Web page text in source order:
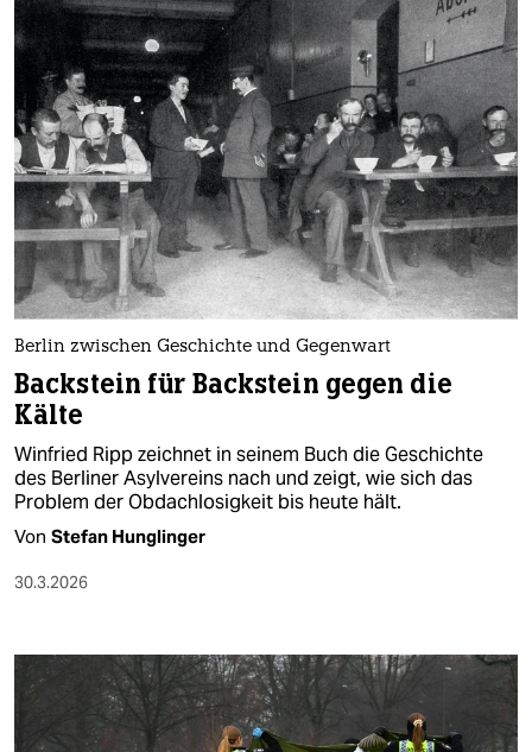
Berlin zwischen Geschichte und Gegenwart
Backstein für Backstein gegen die
Kälte
Winfried Ripp zeichnet in seinem Buch die Geschichte
des Berliner Asylvereins nach und zeigt, wie sich das
Problem der Obdachlosigkeit bis heute hält.
Von Stefan Hunglinger
30.3.2026